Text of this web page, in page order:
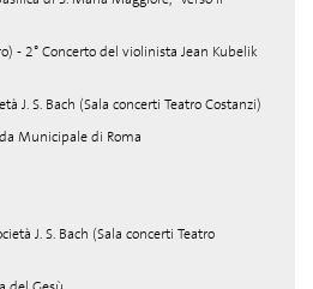
- 2° Concerto del violinista Jean Kubelik
J. S. Bach (Sala concerti Teatro Costanzi)
Municipale di Roma
J. S. Bach (Sala concerti Teatro